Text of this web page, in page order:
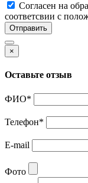
Cогласен на
соответсвии с
Отправить
×
Оставьте отзыв
ФИО*
Телефон*
E-mail
Фото